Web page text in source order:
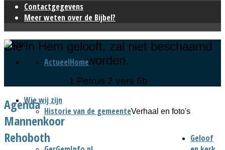
Contactgegevens
Meer weten over de Bijbel?
Home
Actueel
Wie wij zijn
Historie van de gemeenteVerhaal en foto's
Geloof
Die in Hem gelooft, zal niet beschaamd
worden.
1 Petrus 2 vers 6b
Agenda
Mannenkoor
Rehoboth